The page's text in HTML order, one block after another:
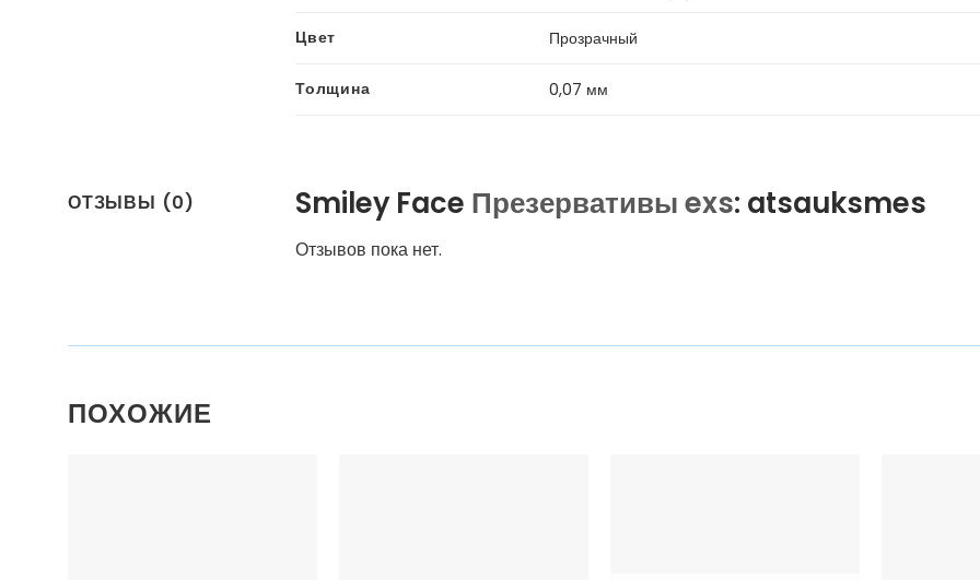
Цвет Прозрачный
Толщина 0,07 мм
ОТЗЫВЫ (0) Smiley Face Презервативы exs: atsauksmes
Отзывов пока нет.
ПОХОЖИЕ